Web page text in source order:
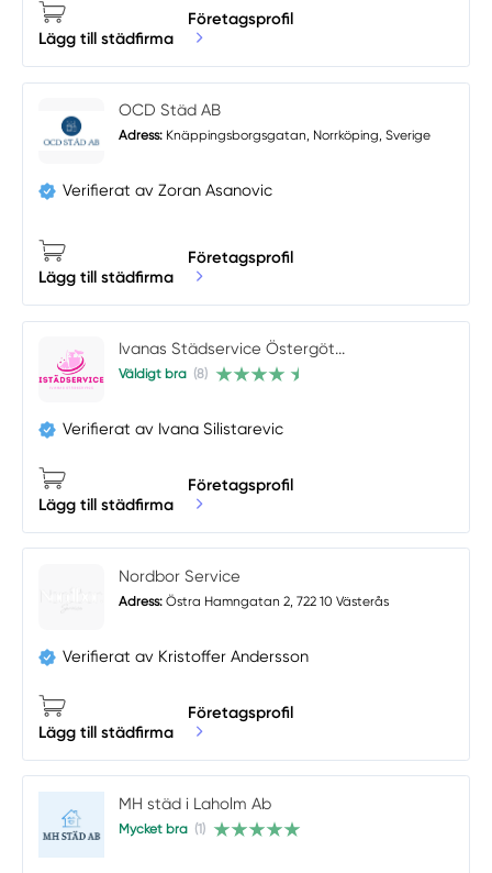
Lägg till städfirma
Företagsprofil
OCD Städ AB
Adress: Knäppingsborgsgatan, Norrköping, Sverige
Verifierat av Zoran Asanovic
Lägg till städfirma
Företagsprofil
Ivanas Städservice Östergöt...
Väldigt bra (8)
Verifierat av Ivana Silistarevic
Lägg till städfirma
Företagsprofil
Nordbor Service
Adress: Östra Hamngatan 2, 722 10 Västerås
Verifierat av Kristoffer Andersson
Lägg till städfirma
Företagsprofil
MH städ i Laholm Ab
Mycket bra (1)